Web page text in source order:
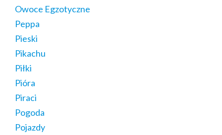
Owoce Egzotyczne
Peppa
Pieski
Pikachu
Piłki
Pióra
Piraci
Pogoda
Pojazdy